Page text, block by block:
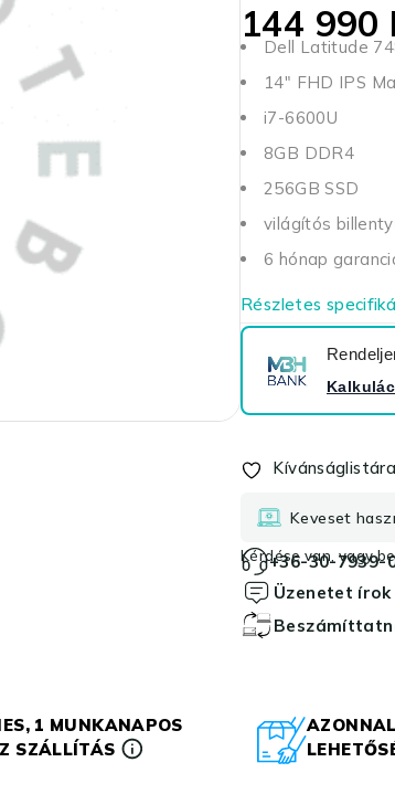
144 990
Dell Latitude
14" FHD IPS
i7-6600U
8GB DDR4
256GB SSD
világítós
6 hónap
Részletes
Kívánságlistára
Keveset
Kérdése van, vagy
+36-30-7939-
Üzenetet írok
1 MUNKANAPOS
SZÁLLÍTÁS